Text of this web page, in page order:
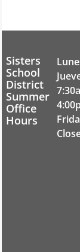
Sisters
School
District
Summer
Office
Hours